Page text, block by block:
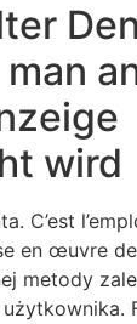
wird
C’est
en œuvre
metody